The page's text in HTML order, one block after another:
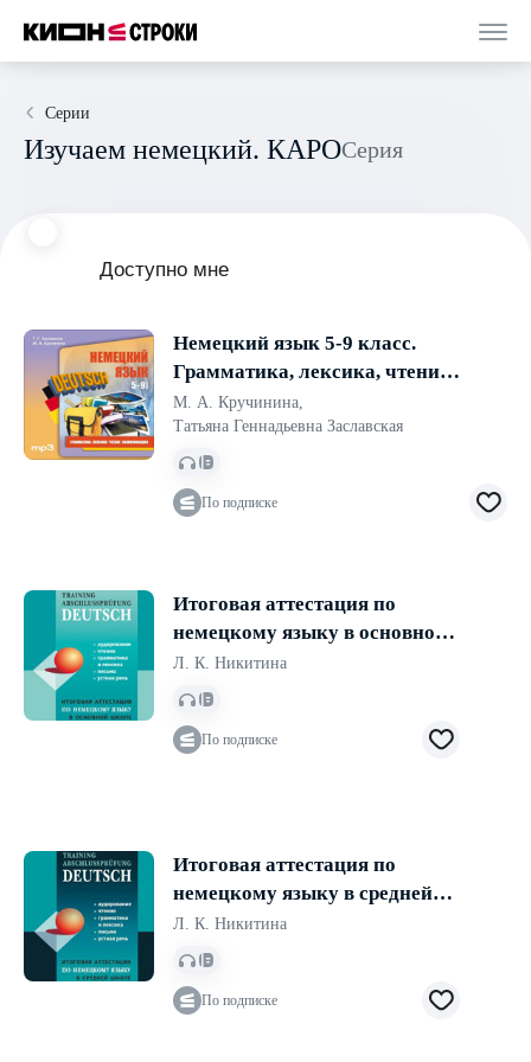
Серии
Изучаем немецкий. КАРО Серия
Доступно мне
Немецкий язык 5-9 класс.
Грамматика, лексика, чтение,
коммуникация.
Аудиоприложение
М. А. Кручинина,
Татьяна Геннадьевна Заславская
По подписке
Итоговая аттестация по
немецкому языку в основной
школе. Аудиоприложение
Л. К. Никитина
По подписке
Итоговая аттестация по
немецкому языку в средней
школе. Аудиоприложение
Л. К. Никитина
По подписке